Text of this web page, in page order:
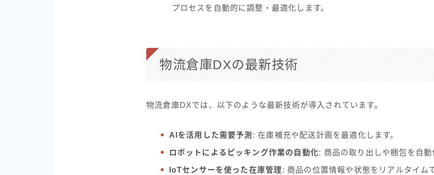
プロセスを自動的に調整・最適化します。
物流倉庫DXの最新技術
物流倉庫DXでは、以下のような最新技術が導入されています。
AIを活用した需要予測 : 在庫補充や配送計画を最適化します。
ロボットによるピッキング作業の自動化: 商品の取り出しや梱包を自動
IoTセンサーを使った在庫管理 : 商品の位置情報や状態をリアルタイム